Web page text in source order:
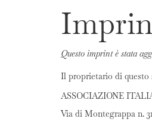
Questo imprint è stata
Il proprietario di questo
ASSOCIAZIONE
Via di Montegrappa n.